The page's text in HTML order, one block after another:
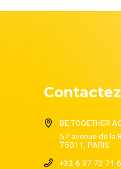
BE TOGETHER
57 avenue de la
75011, PARIS
+33 6 37 72 71